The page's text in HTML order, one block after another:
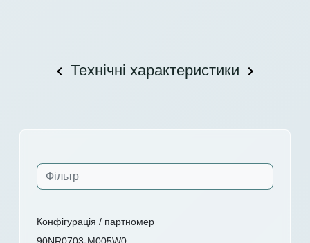
Технічні характеристики
Конфігурація / партномер